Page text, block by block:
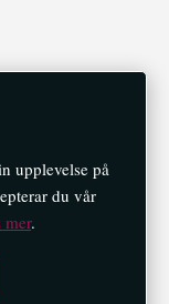
upplevelse på
du vår
mer.